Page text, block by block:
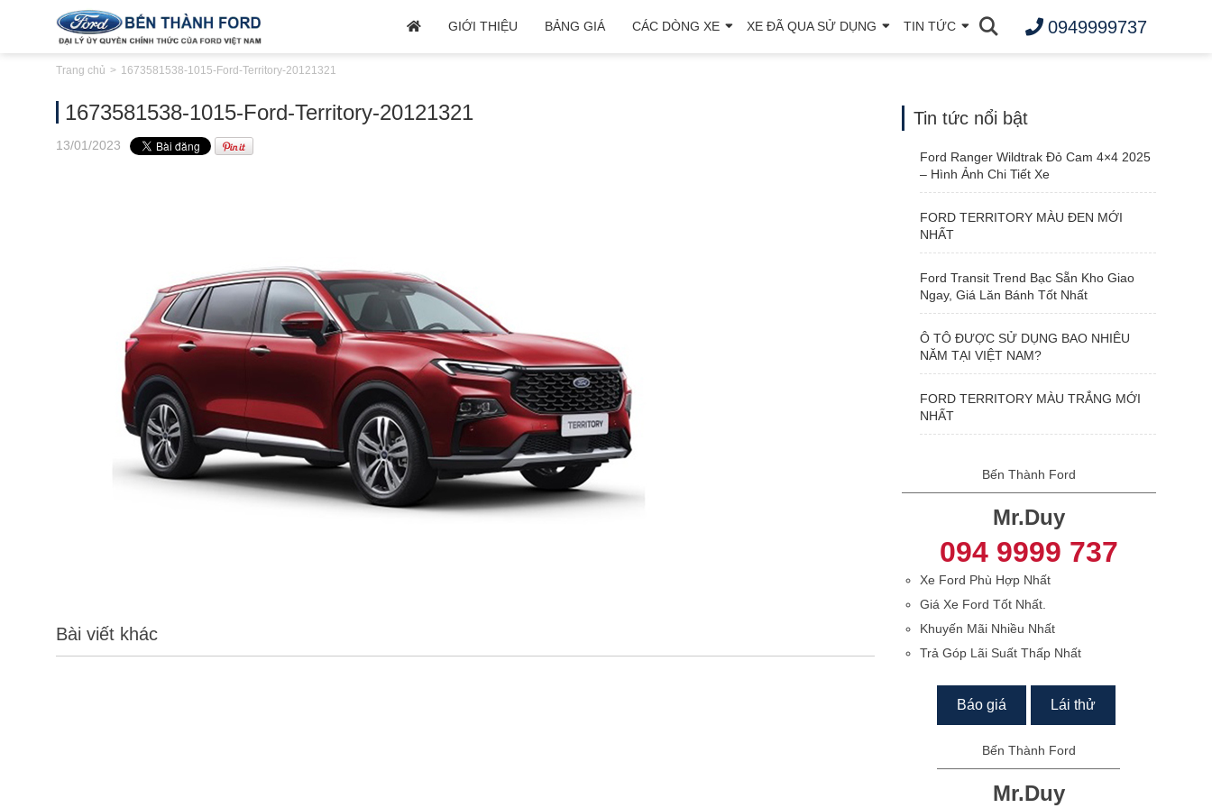
GIỚI THIỆU BẢNG GIÁ CÁC DÒNG XE XE ĐÃ QUA SỬ DỤNG TIN TỨC 0949999737
Trang chủ 1673581538-1015-Ford-Territory-20121321
1673581538-1015-Ford-Territory-20121321
13/01/2023
Bài viết khác
Tin tức nổi bật
Ford Ranger Wildtrak Đỏ Cam 4×4 2025
– Hình Ảnh Chi Tiết Xe
FORD TERRITORY MÀU ĐEN MỚI
NHẤT
Ford Transit Trend Bạc Sẵn Kho Giao
Ngay, Giá Lăn Bánh Tốt Nhất
Ô TÔ ĐƯỢC SỬ DỤNG BAO NHIÊU
NĂM TẠI VIỆT NAM?
FORD TERRITORY MÀU TRẮNG MỚI
NHẤT
Bến Thành Ford
Mr.Duy
094 9999 737
Xe Ford Phù Hợp Nhất
Giá Xe Ford Tốt Nhất.
Khuyến Mãi Nhiều Nhất
Trả Góp Lãi Suất Thấp Nhất
Báo giá Lái thử
Bến Thành Ford
Mr.Duy